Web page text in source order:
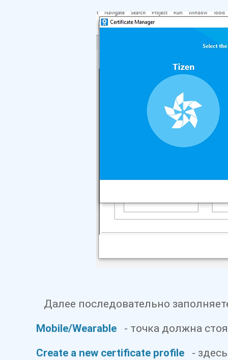
Далее последовательно
Mobile/Wearable - точка должна
Create a new certificate profile - зде